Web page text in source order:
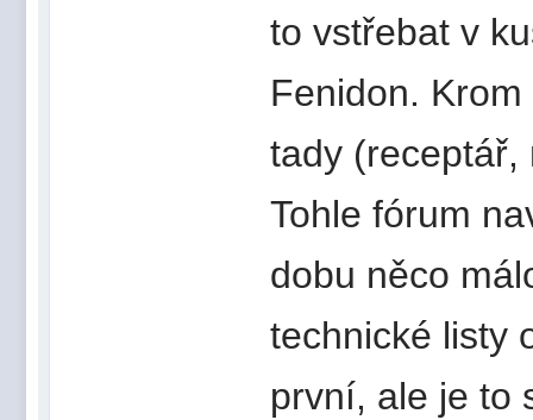
to vstřebat v
Fenidon.
tady
Tohle fórum
dobu něco
technické listy
první, ale je to